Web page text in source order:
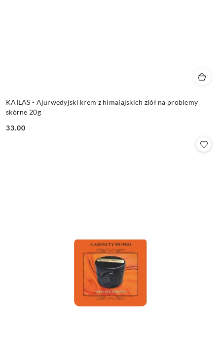
KAILAS - Ajurwedyjski krem z himalajskich ziół na problemy
skórne 20g
Cena:
33.00